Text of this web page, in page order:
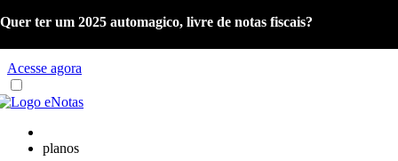
Já é cliente eNotas? Acesse o material com as orientações sobre a
Acesse agora
Quer ter um 2025 automagico, livre de notas fiscais?
planos